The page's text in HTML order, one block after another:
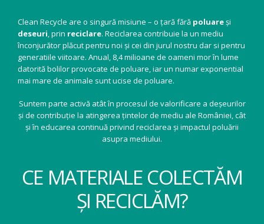
Clean Recycle are o singură misiune – o țară fără poluareși
deseuri, prin reciclare. Reciclarea contribuie la un mediu
înconjurător plăcut pentru noi și cei din jurul nostru dar si pentru
generatiile viitoare. Anual, 8,4 milioane de oameni mor în lume
datorită bolilor provocate de poluare, iar un numar exponential
mai mare de animale sunt ucise de poluare.
Suntem parte activă atât în procesul de valorificare a deșeurilor
și de contribuție la atingerea țintelor de mediu ale României, cât
și în educarea continuă privind reciclarea și impactul poluării
asupra mediului.
CE MATERIALE COLECTĂM
ȘI RECICLĂM?